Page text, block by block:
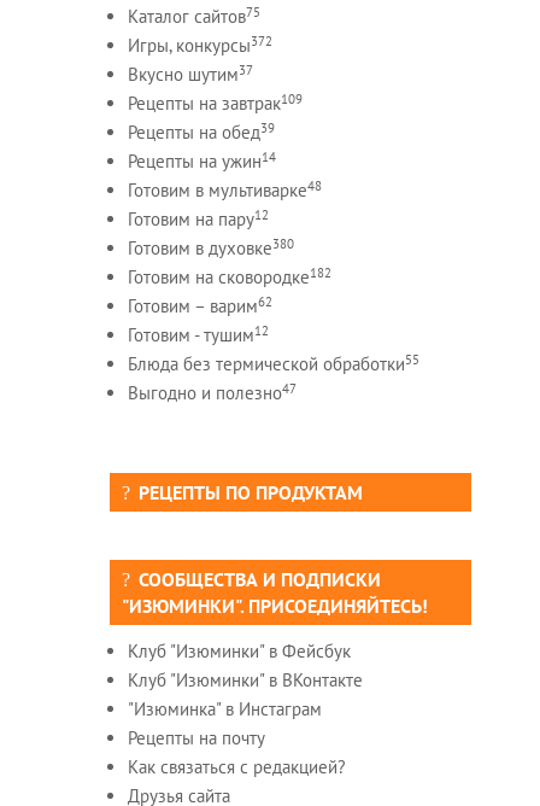
Каталог сайтов75
Игры, конкурсы372
Вкусно шутим37
Рецепты на завтрак109
Рецепты на обед39
Рецепты на ужин14
Готовим в мультиварке48
Готовим на пару12
Готовим в духовке380
Готовим на сковородке182
Готовим – варим62
Готовим - тушим12
Блюда без термической обработки55
Выгодно и полезно47
РЕЦЕПТЫ ПО ПРОДУКТАМ
СООБЩЕСТВА И ПОДПИСКИ
"ИЗЮМИНКИ". ПРИСОЕДИНЯЙТЕСЬ!
Клуб "Изюминки" в Фейсбук
Клуб "Изюминки" в ВКонтакте
"Изюминка" в Инстаграм
Рецепты на почту
Как связаться с редакцией?
Друзья сайта